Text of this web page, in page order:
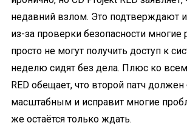
недавний взлом. Это подтверждают
из-за проверки безопасности многие
просто не могут получить доступ к
неделю сидят без дела. Плюс ко
RED обещает, что второй патч
масштабным и исправит многие
же остаётся только ждать.